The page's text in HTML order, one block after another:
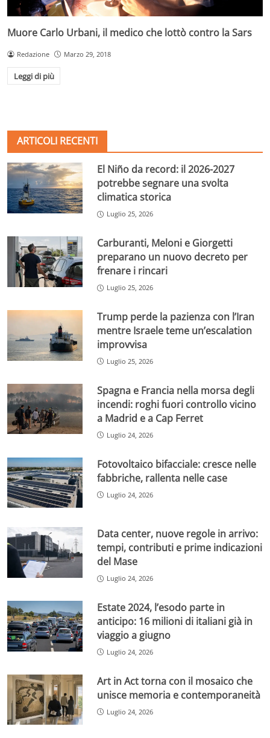
Muore Carlo Urbani, il medico che lottò contro la Sars
Redazione Marzo 29, 2018
Leggi di più
ARTICOLI RECENTI
El Niño da record: il 2026-2027
potrebbe segnare una svolta
climatica storica
Luglio 25, 2026
Carburanti, Meloni e Giorgetti
preparano un nuovo decreto per
frenare i rincari
Luglio 25, 2026
Trump perde la pazienza con l’Iran
mentre Israele teme un’escalation
improvvisa
Luglio 25, 2026
Spagna e Francia nella morsa degli
incendi: roghi fuori controllo vicino
a Madrid e a Cap Ferret
Luglio 24, 2026
Fotovoltaico bifacciale: cresce nelle
fabbriche, rallenta nelle case
Luglio 24, 2026
Data center, nuove regole in arrivo:
tempi, contributi e prime indicazioni
del Mase
Luglio 24, 2026
Estate 2024, l’esodo parte in
anticipo: 16 milioni di italiani già in
viaggio a giugno
Luglio 24, 2026
Art in Act torna con il mosaico che
unisce memoria e contemporaneità
Luglio 24, 2026